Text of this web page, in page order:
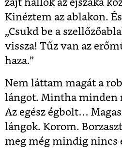
zajt hallok az éjszaka
Kinéztem az ablakon.
„Csukd be a
vissza! Tűz van az
haza.”
Nem láttam magát a
lángot. Mintha minden
Az egész égbolt…
lángok. Korom.
meg még mindig nincs